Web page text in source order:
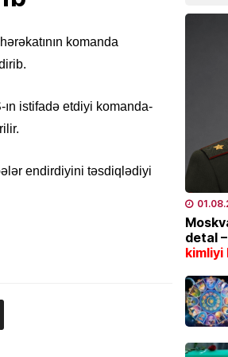
komanda
istifadə etdiyi komanda-
endirdiyini təsdiqlədiyi
SON
olundu
RƏSMI
RƏSMI
Media
detal –
kimliyi